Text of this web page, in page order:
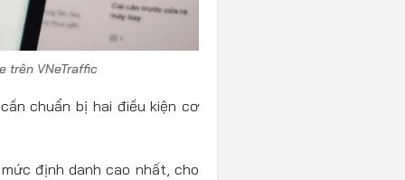
trên VNeTraffic
chuẩn bị hai điều kiện cơ
định danh cao nhất, cho